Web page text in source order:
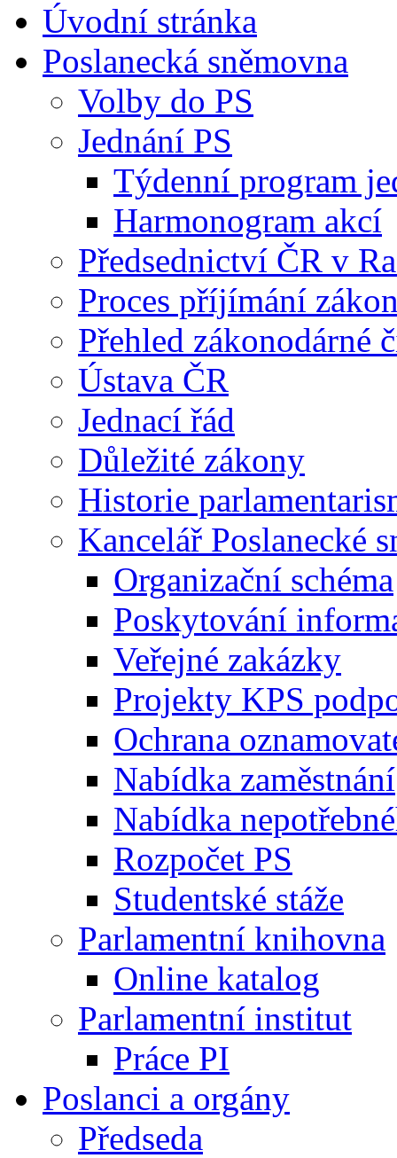
Úvodní stránka
Poslanecká sněmovna
Volby do PS
Jednání PS
Týdenní program
Harmonogram akcí
Předsednictví ČR v
Proces příjímání
Přehled zákonodárné
Ústava ČR
Jednací řád
Důležité zákony
Historie
Kancelář Poslanecké
Organizační schéma
Poskytování
Veřejné zakázky
Projekty KPS
Ochrana
Nabídka zaměstnání
Nabídka
Rozpočet PS
Studentské stáže
Parlamentní knihovna
Online katalog
Parlamentní institut
Práce PI
Poslanci a orgány
Předseda